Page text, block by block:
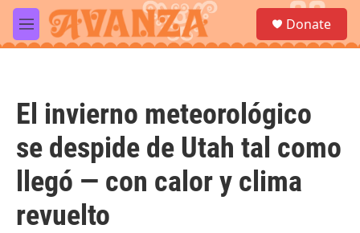
Skip to main content
M
e
a
Donate
El invierno meteorológico
se despide de Utah tal como
llegó — con calor y clima
revuelto